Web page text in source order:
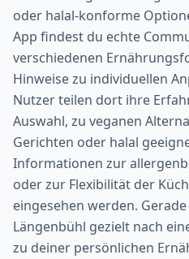
oder halal-konforme
App findest du echte
verschiedenen
Hinweise zu individuellen
Nutzer teilen dort ihre
Auswahl, zu veganen
Gerichten oder halal
Informationen zur
oder zur Flexibilität der
eingesehen werden.
Längenbühl gezielt nach
zu deiner persönlichen